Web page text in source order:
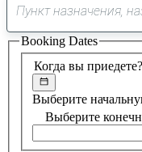
Когда вы приедете?
Выберите
Выберите
Booking Dates